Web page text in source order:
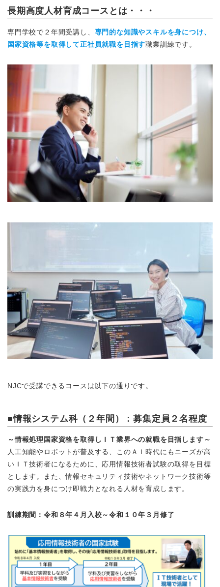
長期高度人材育成コースとは ・・・
専門学校で２年間受講し、 専門的な知識やスキルを身につけ、
国家資格等を取得して正社員就職を目指す職業訓練です。
NJCで受講できるコースは以下の通りです。
■情報システム科（２年間）：募集定員２名程度
～情報処理国家資格を取得しＩＴ業界への就職を目指します～
人工知能やロボットが普及する、このＡＩ時代にもニーズが高
いＩＴ技術者になるために、応用情報技術者試験の取得を目標
とします。また、情報セキュリティ技術やネットワーク技術等
の実践力を身につけ即戦力となれる人材を育成します。
訓練期間：令和８年４月入校～令和１０年３月修了